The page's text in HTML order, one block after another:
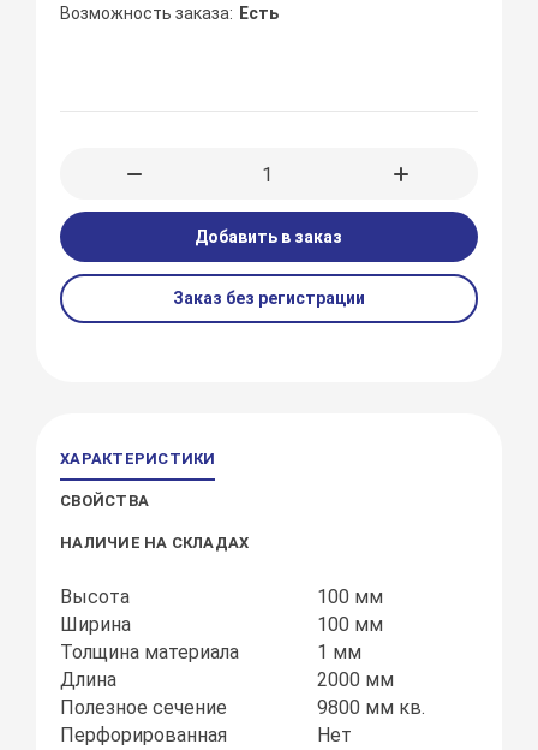
Возможность заказа
Есть
Добавить в заказ
Заказ без регистрации
ХАРАКТЕРИСТИКИ
СВОЙСТВА
НАЛИЧИЕ НА СКЛАДАХ
Высота
100 мм
Ширина
100 мм
Толщина материала
1 мм
Длина
2000 мм
Полезное сечение
9800 мм кв.
Перфорированная
Нет